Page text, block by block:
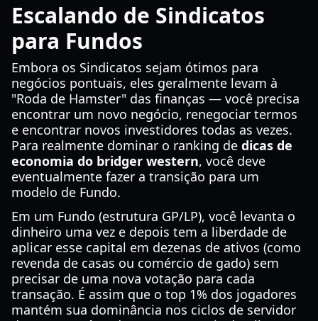
Escalando de Sindicatos
para Fundos
Embora os Sindicatos sejam ótimos para
negócios pontuais, eles geralmente levam à
"Roda de Hamster" das finanças — você precisa
encontrar um novo negócio, renegociar termos
e encontrar novos investidores todas as vezes.
Para realmente dominar o ranking de dicas de
economia do bridger western, você deve
eventualmente fazer a transição para um
modelo de Fundo.
Em um Fundo (estrutura GP/LP), você levanta o
dinheiro uma vez e depois tem a liberdade de
aplicar esse capital em dezenas de ativos (como
revenda de casas ou comércio de gado) sem
precisar de uma nova votação para cada
transação. É assim que o top 1% dos jogadores
mantém sua dominância nos ciclos de servidor